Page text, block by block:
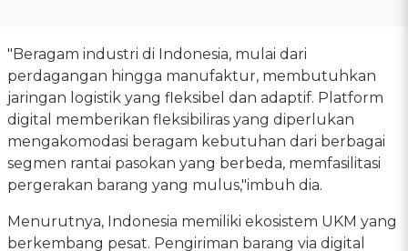
"Beragam industri di Indonesia, mulai dari
perdagangan hingga manufaktur, membutuhkan
jaringan logistik yang fleksibel dan adaptif. Platform
digital memberikan fleksibiliras yang diperlukan
mengakomodasi beragam kebutuhan dari berbagai
segmen rantai pasokan yang berbeda, memfasilitasi
pergerakan barang yang mulus,"imbuh dia.
Menurutnya, Indonesia memiliki ekosistem UKM yang
berkembang pesat. Pengiriman barang via digital